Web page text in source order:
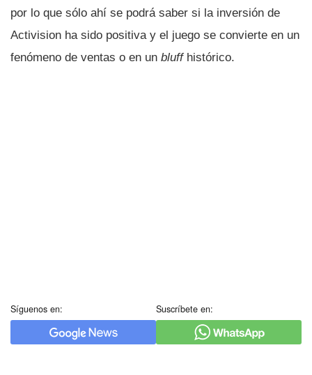
por lo que sólo ahí­ se podrá saber si la inversión de
Activision ha sido positiva y el juego se convierte en un
fenómeno de ventas o en un bluffhistórico.
Síguenos en: Suscríbete en: